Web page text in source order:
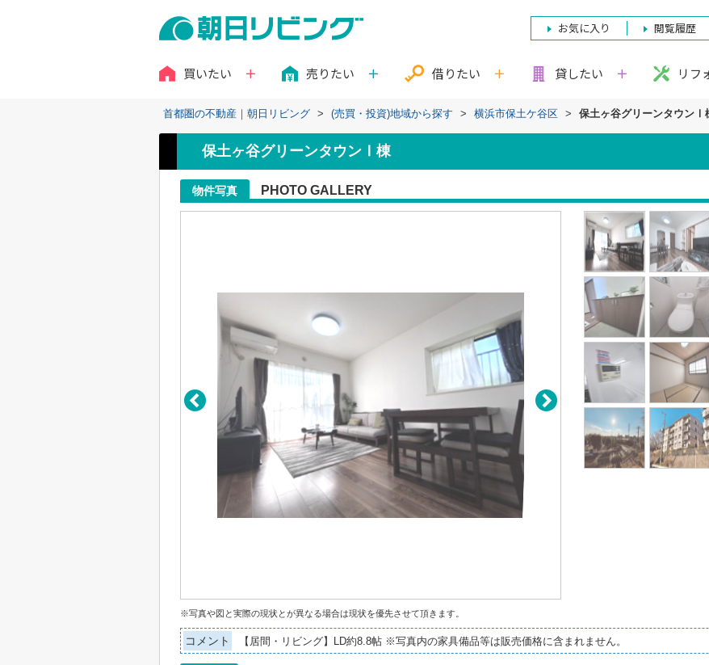
お気に入り 閲覧履歴
買いたい 売りたい 借りたい 貸したい リフ
首都圏の不動産｜朝日リビング > (売買・投資)地域から探す > 横浜市保土ケ谷区 > 保土ヶ谷グリーンタウンⅠ
保土ヶ谷グリーンタウンⅠ棟
物件写真 PHOTO GALLERY
※写真や図と実際の現状とが異なる場合は現状を優先させて頂きます。
コメント 【居間・リビング】LD約8.8帖 ※写真内の家具備品等は販売価格に含まれません。